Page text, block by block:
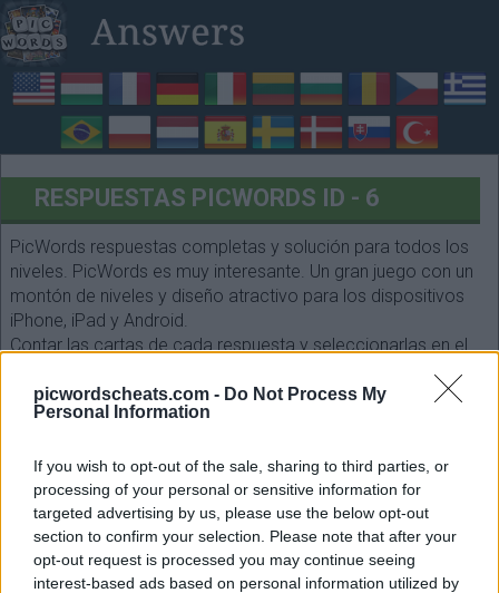
picwordscheats.com - Do Not Process My
Personal Information
If you wish to opt-out of the sale, sharing to third parties, or
processing of your personal or sensitive information for
targeted advertising by us, please use the below opt-out
section to confirm your selection. Please note that after your
opt-out request is processed you may continue seeing
interest-based ads based on personal information utilized by
RESPUESTAS PICWORDS ID - 6
PicWords respuestas completas y solución para todos los
niveles. PicWords es muy interesante. Un gran juego con un
montón de niveles y diseño atractivo para los dispositivos
iPhone, iPad y Android.
Contar las cartas de cada respuesta y seleccionarlas en el
Responder: cámara, sol, mar